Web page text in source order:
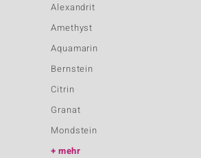
Alexandrit
Amethyst
Aquamarin
Bernstein
Citrin
Granat
Mondstein
mehr